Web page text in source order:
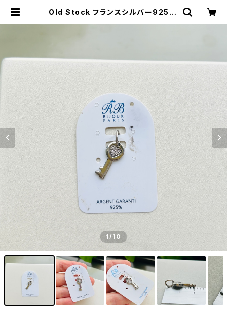
Old Stock フランスシルバー925 ミ
1/10